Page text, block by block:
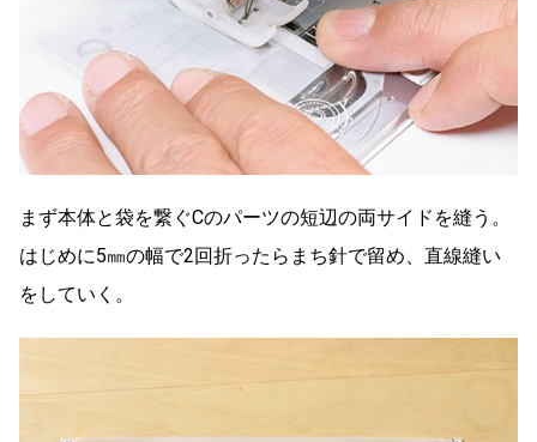
まず本体と袋を繋ぐCのパーツの短辺の両サイドを縫う。
はじめに5㎜の幅で2回折ったらまち針で留め、直線縫い
をしていく。